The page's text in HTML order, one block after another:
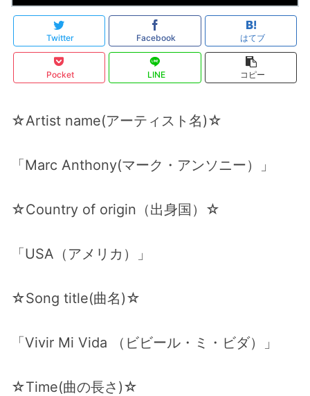
Twitter Facebook はてブ
Pocket LINE コピー
☆Artist name(アーティスト名)☆
「Marc Anthony(マーク・アンソニー）」
☆Country of origin（出身国）☆
「USA（アメリカ）」
☆Song title(曲名)☆
「Vivir Mi Vida （ビビール・ミ・ビダ）」
☆Time(曲の長さ)☆